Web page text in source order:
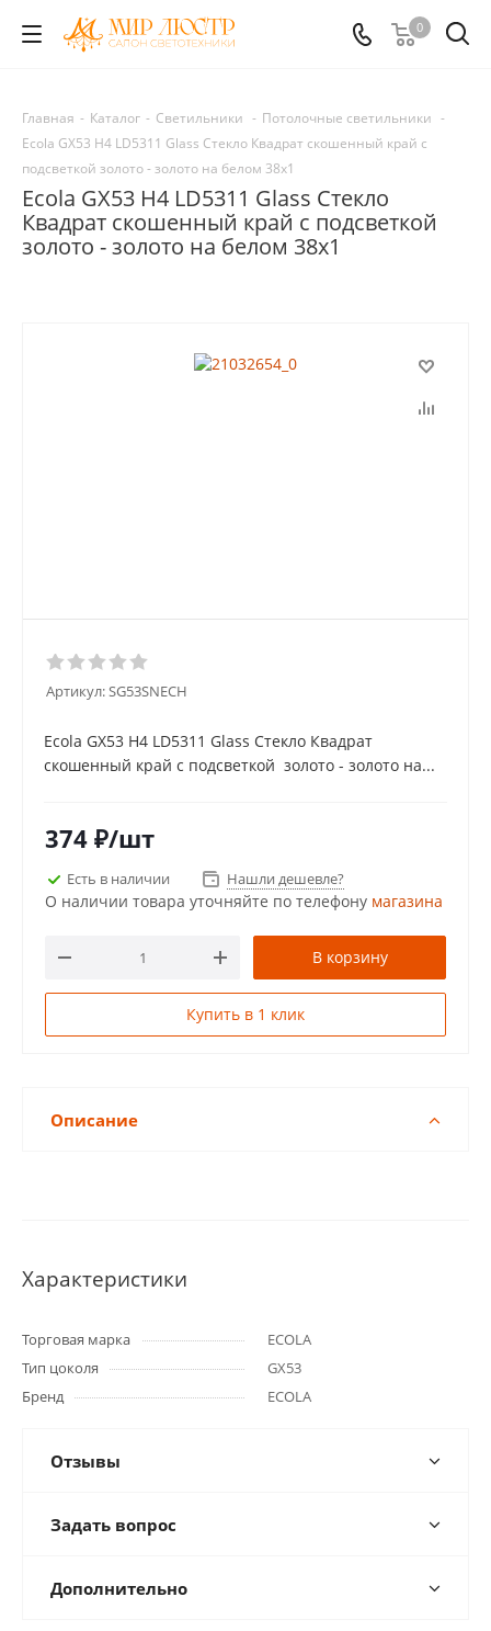
0
Главная - Каталог - Светильники - Потолочные светильники -
Ecola GX53 H4 LD5311 Glass Стекло Квадрат скошенный край с
подсветкой золото - золото на белом 38x1
Ecola GX53 H4 LD5311 Glass Стекло
Квадрат скошенный край с подсветкой
золото - золото на белом 38x1
Артикул:SG53SNECH
Ecola GX53 H4 LD5311 Glass Стекло Квадрат
скошенный край с подсветкой золото - золото на...
374 ₽/шт
Есть в наличии Нашли дешевле?
О наличии товара уточняйте по телефону магазина
В корзину
Купить в 1 клик
Описание
Характеристики
Торговая марка
ECOLA
Тип цоколя
GX53
Бренд
ECOLA
Отзывы
Задать вопрос
Дополнительно